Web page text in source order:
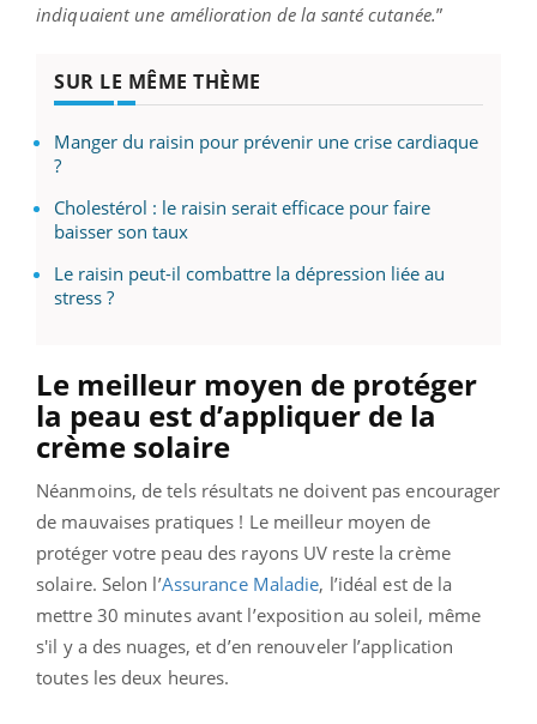
indiquaient une amélioration de la santé cutanée.”
SUR LE MÊME THÈME
Manger du raisin pour prévenir une crise cardiaque
?
Cholestérol : le raisin serait efficace pour faire
baisser son taux
Le raisin peut-il combattre la dépression liée au
stress ?
Le meilleur moyen de protéger
la peau est d’appliquer de la
crème solaire
Néanmoins, de tels résultats ne doivent pas encourager
de mauvaises pratiques ! Le meilleur moyen de
protéger votre peau des rayons UV reste la crème
solaire. Selon l’Assurance Maladie, l’idéal est de la
mettre 30 minutes avant l’exposition au soleil, même
s'il y a des nuages, et d’en renouveler l’application
toutes les deux heures.